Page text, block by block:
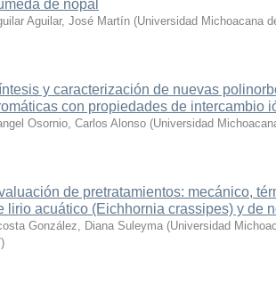
de nopal
Aguilar, José Martín (Universidad Michoacana
y caracterización de nuevas
con propiedades de intercambio
Osornio, Carlos Alonso (Universidad
de pretratamientos: mecánico,
lirio acuático (Eichhornia crassipes) y de
González, Diana Suleyma (Universidad
)